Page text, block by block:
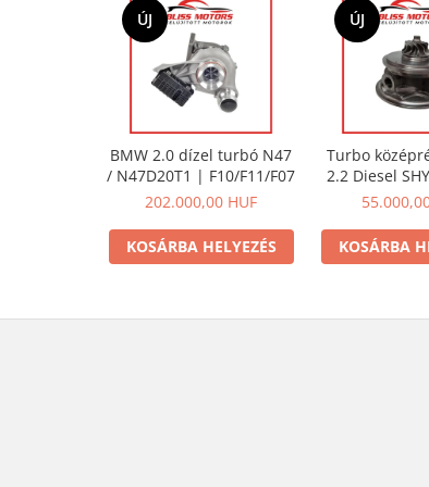
ÚJ
BMW 2.0 dízel turbó N47
/ N47D20T1 | F10/F11/F07
202.000,00 HUF
KOSÁRBA HELYEZÉS
ÚJ
Turbo
2.2 Diesel
SHY6 / SHY8
KOSÁRBA